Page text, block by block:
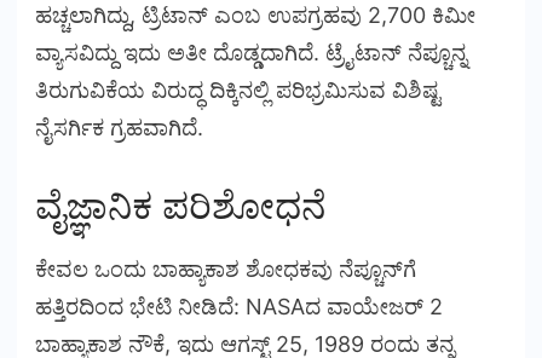
ಹಚ್ಚಲಾಗಿದ್ದು, ಟ್ರಿಟಾನ್ ಎಂಬ ಉಪಗ್ರಹವು 2,700 ಕಿಮೀ
ವ್ಯಾಸವಿದ್ದು ಇದು ಅತೀ ದೊಡ್ಡದಾಗಿದೆ. ಟ್ರೈಟಾನ್ ನೆಪ್ಚೂನ್ನ
ತಿರುಗುವಿಕೆಯ ವಿರುದ್ಧ ದಿಕ್ಕಿನಲ್ಲಿ ಪರಿಭ್ರಮಿಸುವ ವಿಶಿಷ್ಟ
ನೈಸರ್ಗಿಕ ಗ್ರಹವಾಗಿದೆ.
ವೈಜ್ಞಾನಿಕ ಪರಿಶೋಧನೆ
ಕೇವಲ ಒಂದು ಬಾಹ್ಯಾಕಾಶ ಶೋಧಕವು ನೆಪ್ಚೂನ್‌ಗೆ
ಹತ್ತಿರದಿಂದ ಭೇಟಿ ನೀಡಿದೆ: NASAದ ವಾಯೇಜರ್ 2
ಬಾಹ್ಯಾಕಾಶ ನೌಕೆ, ಇದು ಆಗಸ್ಟ್ 25, 1989 ರಂದು ತನ್ನ